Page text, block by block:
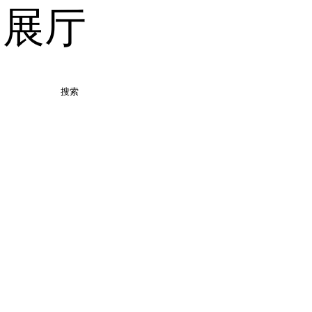
厅
搜索